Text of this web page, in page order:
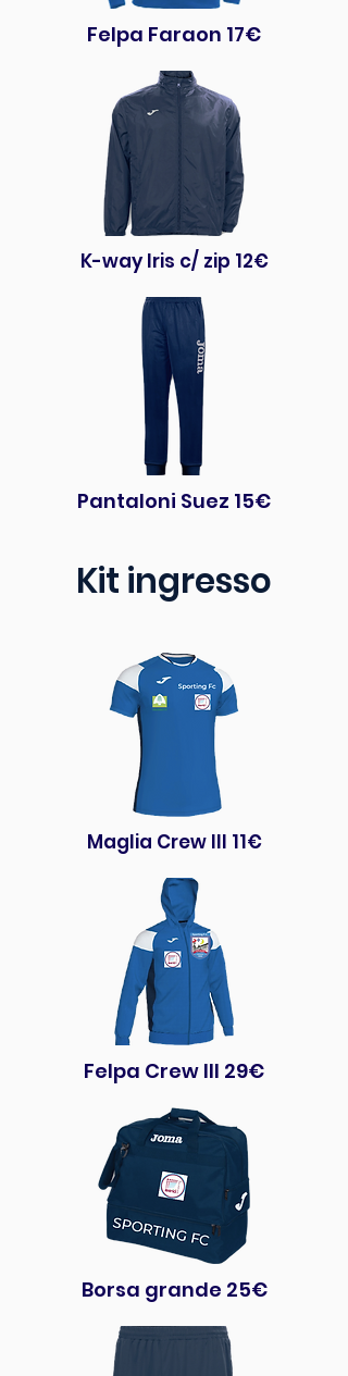
Felpa Faraon 17€
K-way Iris c/ zip 12€
Pantaloni Suez 15€
Kit ingresso
Maglia Crew III 11€
Felpa Crew III 29€
Borsa grande 25€